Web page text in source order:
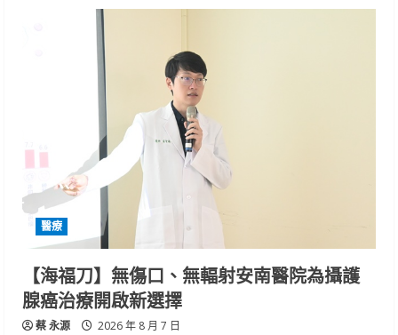
醫療
【海福刀】無傷口、無輻射安南醫院為攝護
腺癌治療開啟新選擇
蔡 永源 2026 年 8 月 7 日